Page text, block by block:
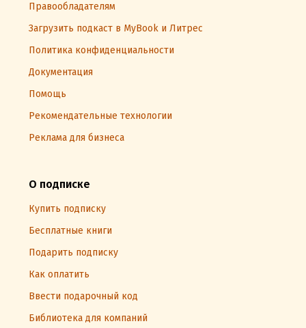
Правообладателям
Загрузить подкаст в MyBook и Литрес
Политика конфиденциальности
Документация
Помощь
Рекомендательные технологии
Реклама для бизнеса
О подписке
Купить подписку
Бесплатные книги
Подарить подписку
Как оплатить
Ввести подарочный код
Библиотека для компаний